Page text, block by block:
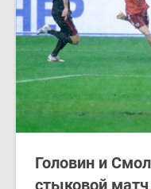
Головин и
стыковой матч